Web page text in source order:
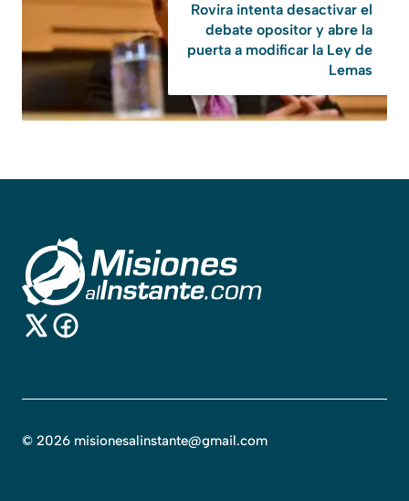
Rovira intenta desactivar el
debate opositor y abre la
puerta a modificar la Ley de
Lemas
© 2026 misionesalinstante@gmail.com